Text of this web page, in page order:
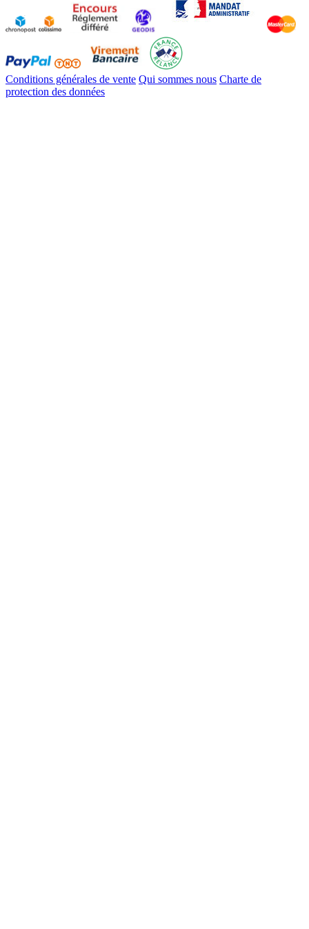
Conditions générales de vente Qui sommes nous Charte de
protection des données